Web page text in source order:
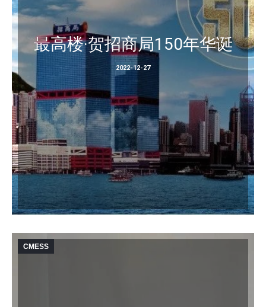
最高楼·贺招商局150年华诞
2022-12-27
CMESS